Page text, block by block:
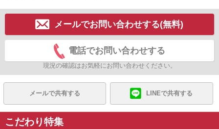
メールでお問い合わせする(無料)
電話でお問い合わせする
現況の確認はお気軽にお問い合わせください。
メールで共有する LINEで共有する
こだわり特集